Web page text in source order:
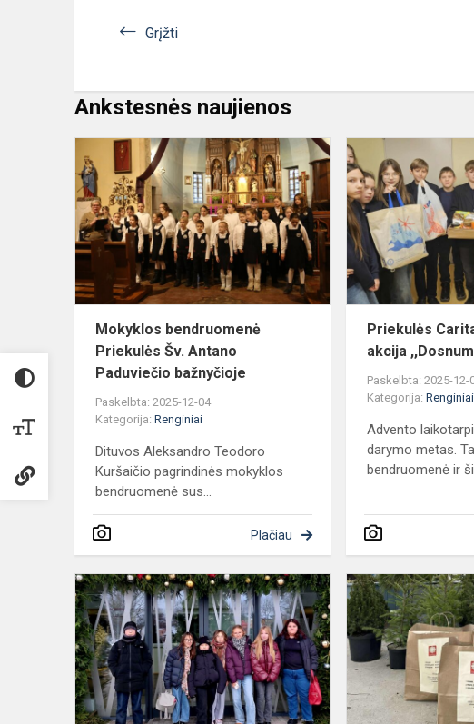
Grįžti
Ankstesnės naujienos
Mokyklos
bendruomenė
Priekulės
Šv.
Antano
Paduviečio
bažnyč...
Mokyklos bendruomenė
Priekulės Šv. Antano
Paduviečio bažnyčioje
Paskelbta: 2025-12-04
Kategorija: Renginiai
Dituvos Aleksandro Teodoro
Kuršaičio pagrindinės mokyklos
bendruomenė sus...
Plačiau
Priekulės
akcija
Paskelbta: 2025-12-
Kategorija:Renginiai
Advento
darymo metas.
bendruomenė ir
Kelionė
į
Lietuvos
moksleivių
Dainų
šventę
„Laiku